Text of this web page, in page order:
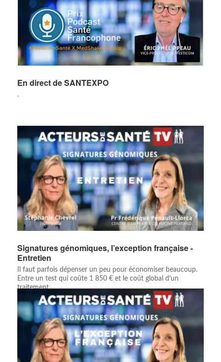
En direct de SANTEXPO
.
Signatures génomiques, l’exception française -
Entretien
Il faut parfois dépenser un peu pour économiser beaucoup.
Entre un test qui coûte 1 850 € et le coût global d'un
traitement ...